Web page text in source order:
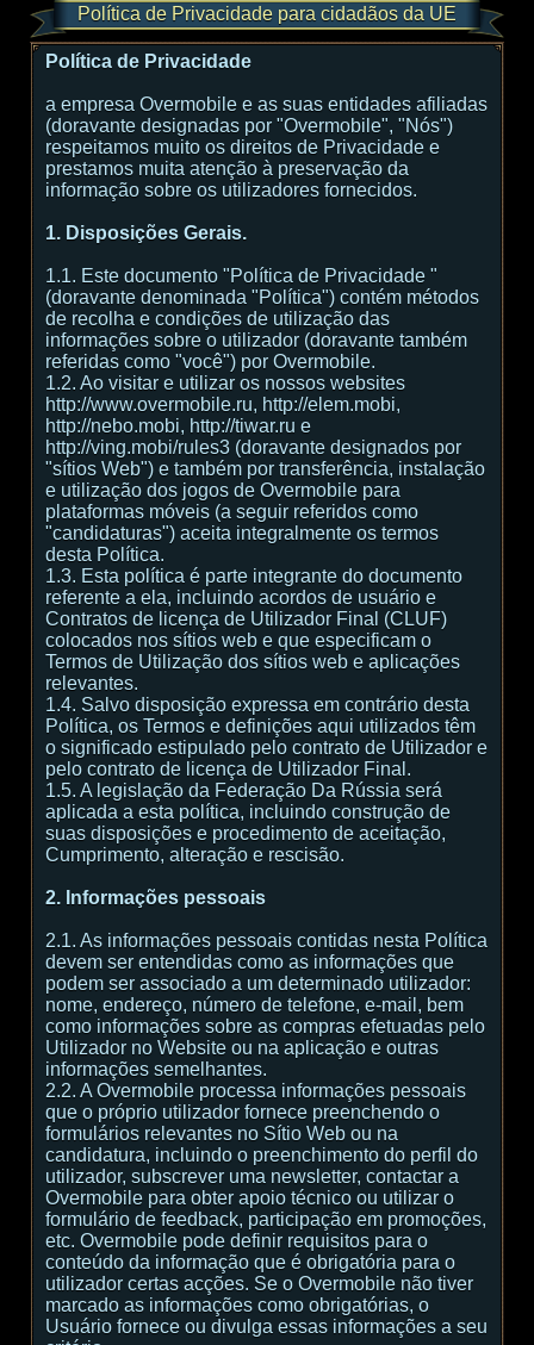
Política de Privacidade para cidadãos da UE
Política de Privacidade
a empresa Overmobile e as suas entidades afiliadas
(doravante designadas por "Overmobile", "Nós")
respeitamos muito os direitos de Privacidade e
prestamos muita atenção à preservação da
informação sobre os utilizadores fornecidos.
1. Disposições Gerais.
1.1. Este documento "Política de Privacidade "
(doravante denominada "Política") contém métodos
de recolha e condições de utilização das
informações sobre o utilizador (doravante também
referidas como "você") por Overmobile.
1.2. Ao visitar e utilizar os nossos websites
http://www.overmobile.ru, http://elem.mobi,
http://nebo.mobi, http://tiwar.ru e
http://ving.mobi/rules3 (doravante designados por
"sítios Web") e também por transferência, instalação
e utilização dos jogos de Overmobile para
plataformas móveis (a seguir referidos como
"candidaturas") aceita integralmente os termos
desta Política.
1.3. Esta política é parte integrante do documento
referente a ela, incluindo acordos de usuário e
Contratos de licença de Utilizador Final (CLUF)
colocados nos sítios web e que especificam o
Termos de Utilização dos sítios web e aplicações
relevantes.
1.4. Salvo disposição expressa em contrário desta
Política, os Termos e definições aqui utilizados têm
o significado estipulado pelo contrato de Utilizador e
pelo contrato de licença de Utilizador Final.
1.5. A legislação da Federação Da Rússia será
aplicada a esta política, incluindo construção de
suas disposições e procedimento de aceitação,
Cumprimento, alteração e rescisão.
2. Informações pessoais
2.1. As informações pessoais contidas nesta Política
devem ser entendidas como as informações que
podem ser associado a um determinado utilizador:
nome, endereço, número de telefone, e-mail, bem
como informações sobre as compras efetuadas pelo
Utilizador no Website ou na aplicação e outras
informações semelhantes.
2.2. A Overmobile processa informações pessoais
que o próprio utilizador fornece preenchendo o
formulários relevantes no Sítio Web ou na
candidatura, incluindo o preenchimento do perfil do
utilizador, subscrever uma newsletter, contactar a
Overmobile para obter apoio técnico ou utilizar o
formulário de feedback, participação em promoções,
etc. Overmobile pode definir requisitos para o
conteúdo da informação que é obrigatória para o
utilizador certas acções. Se o Overmobile não tiver
marcado as informações como obrigatórias, o
Usuário fornece ou divulga essas informações a seu